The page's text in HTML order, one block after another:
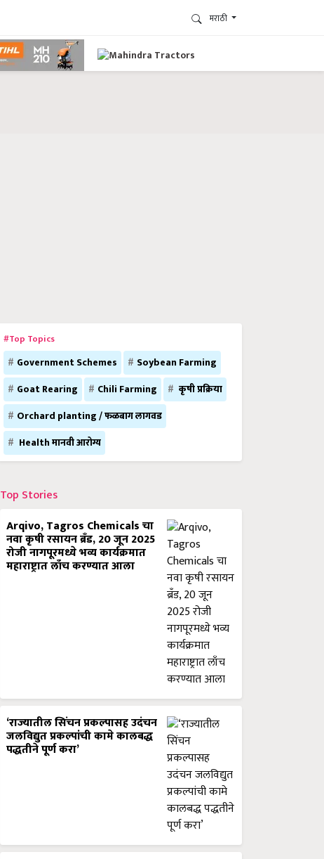
मराठी
#Top Topics
Government Schemes
Soybean Farming
Goat Rearing
Chili Farming
कृषी प्रक्रिया
Orchard planting / फळबाग लागवड
Health मानवी आरोग्य
Top Stories
Arqivo, Tagros Chemicals चा
नवा कृषी रसायन ब्रँड, 20 जून 2025
रोजी नागपूरमध्ये भव्य कार्यक्रमात
महाराष्ट्रात लाँच करण्यात आला
‘राज्यातील सिंचन प्रकल्पासह उदंचन
जलविद्युत प्रकल्पांची कामे कालबद्ध
पद्धतीने पूर्ण करा’